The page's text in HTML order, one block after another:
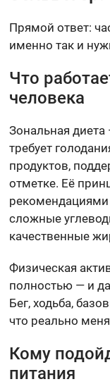
Прямой ответ:
именно так и
Что
человека
Зональная
требует
продуктов,
отметке. Её
рекомендациями
сложные
качественные
Физическая
полностью — и
Бег, ходьба,
что реально
Кому
питания